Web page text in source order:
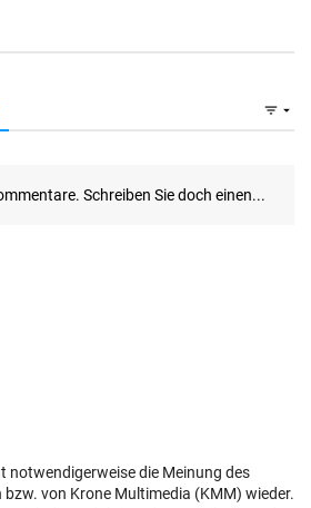
notwendigerweise die Meinung des
von Krone Multimedia (KMM) wieder.